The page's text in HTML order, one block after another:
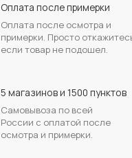
Оплата после примерки
Оплата после осмотра и
примерки. Просто
если товар не подошел.
5 магазинов и 1500 пунктов
Самовывоза по всей
России с оплатой после
осмотра и примерки.